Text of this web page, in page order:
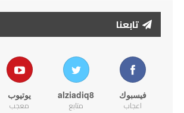
تابعنا
فيسبوك
اعجاب
alziadiq8
متابع
يوتيوب
معجب